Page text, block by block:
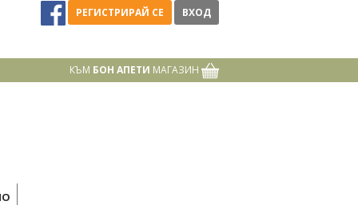
РЕГИСТРИРАЙ СЕ ВХОД
КЪМ БОН АПЕТИ МАГАЗИН